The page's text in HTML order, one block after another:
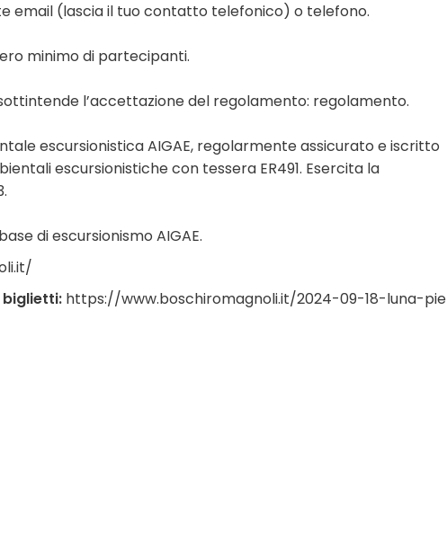
email (lascia il tuo contatto telefonico) o telefono.
minimo di partecipanti.
l’accettazione del regolamento: regolamento.
escursionistica AIGAE, regolarmente assicurato e iscritto
escursionistiche con tessera ER491. Esercita la
di escursionismo AIGAE.
biglietti: https://www.boschiromagnoli.it/2024-09-18-luna-pie